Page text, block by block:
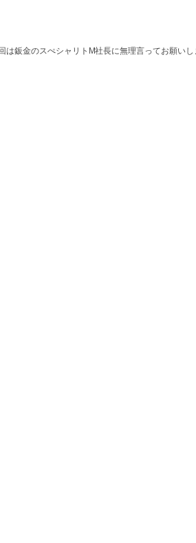
鈑金のスぺシャリトM社長に無理言ってお願い